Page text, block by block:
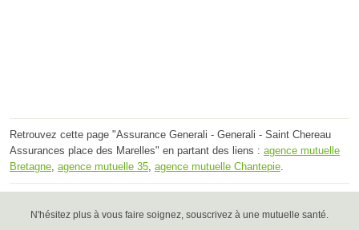
Retrouvez cette page "Assurance Generali - Generali - Saint Chereau
Assurances place des Marelles" en partant des liens : agence mutuelle
Bretagne agence mutuelle 35 agence mutuelle Chantepie
N'hésitez plus à vous faire soignez, souscrivez à une mutuelle santé.